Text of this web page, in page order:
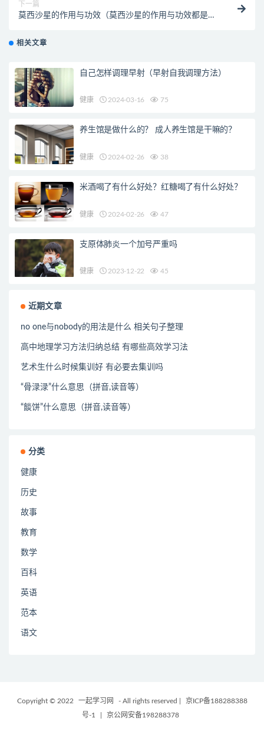
下一篇
莫西沙星的作用与功效（莫西沙星的作用与功效都是什
相关文章
自己怎样调理早射（早射自我调理方法）
健康 2024-03-16 75
养生馆是做什么的？ 成人养生馆是干嘛的？
健康 2024-02-26 38
米酒喝了有什么好处？红糖喝了有什么好处？
健康 2024-02-26 47
支原体肺炎一个加号严重吗
健康 2023-12-22 45
近期文章
no one与nobody的用法是什么 相关句子整理
高中地理学习方法归纳总结 有哪些高效学习法
艺术生什么时候集训好 有必要去集训吗
“骨渌渌”什么意思（拼音,读音等）
“餤饼”什么意思（拼音,读音等）
分类
健康
历史
故事
教育
数学
百科
英语
范本
语文
Copyright © 2022 一起学习网 - All rights reserved
京ICP备188288388
号-1
京公网安备198288378